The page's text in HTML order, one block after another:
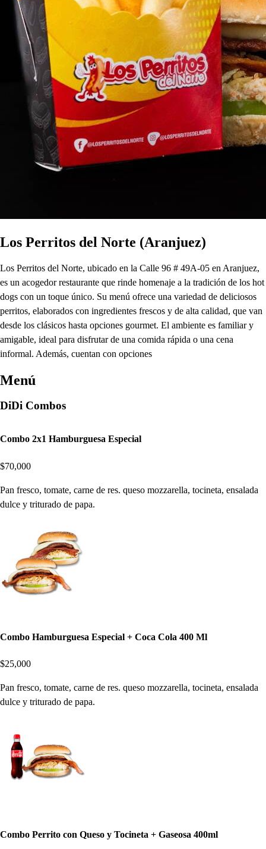
Los Perritos del Norte (Aranjuez)
Los Perritos del Norte, ubicado en la Calle 96 # 49A-05 en Aranjuez,
es un acogedor restaurante que rinde homenaje a la tradición de los hot
dogs con un toque único. Su menú ofrece una variedad de deliciosos
perritos, elaborados con ingredientes frescos y de alta calidad, que van
desde los clásicos hasta opciones gourmet. El ambiente es familiar y
amigable, ideal para disfrutar de una comida rápida o una cena
informal. Además, cuentan con opciones
Menú
DiDi Combos
Combo 2x1 Hamburguesa Especial
$70,000
Pan fresco, tomate, carne de res. queso mozzarella, tocineta, ensalada
dulce y triturado de papa.
Combo Hamburguesa Especial + Coca Cola 400 Ml
$25,000
Pan fresco, tomate, carne de res. queso mozzarella, tocineta, ensalada
dulce y triturado de papa.
Combo Perrito con Queso y Tocineta + Gaseosa 400ml